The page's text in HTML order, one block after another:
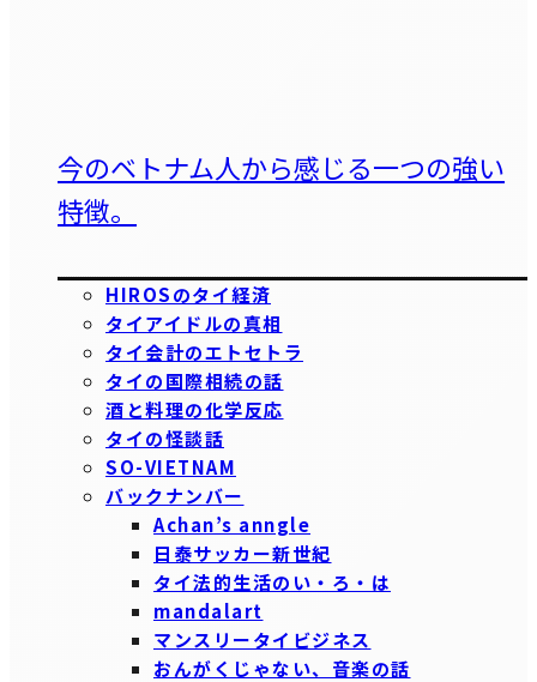
今のベトナム人から感じる一つの強い
特徴。
HIROSのタイ経済
タイアイドルの真相
タイ会計のエトセトラ
タイの国際相続の話
酒と料理の化学反応
タイの怪談話
SO-VIETNAM
バックナンバー
Achan’s anngle
日泰サッカー新世紀
タイ法的生活のい・ろ・は
mandalart
マンスリータイビジネス
おんがくじゃない、音楽の話